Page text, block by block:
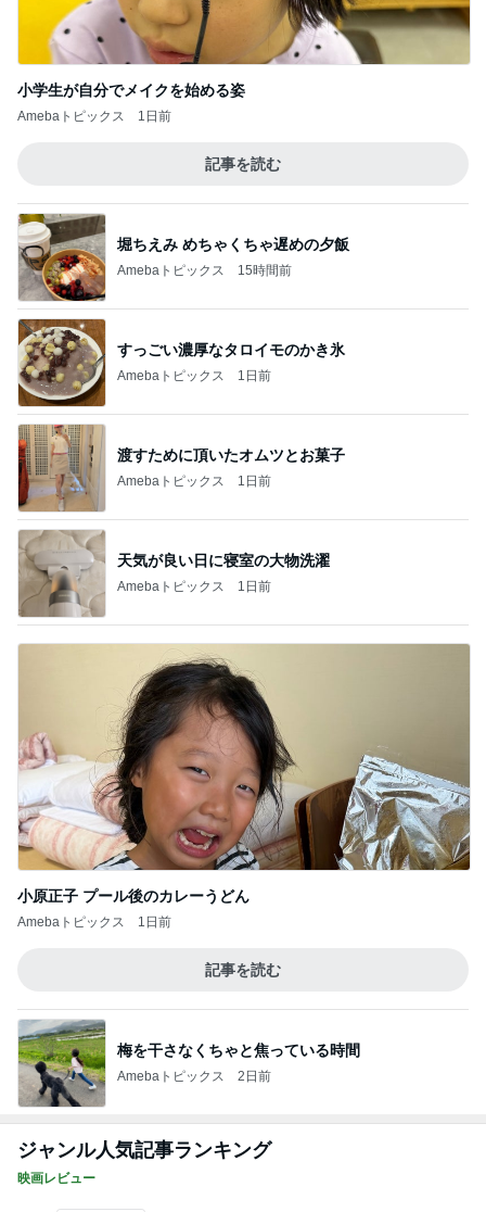
小学生が自分でメイクを始める姿
Amebaトピックス 1日前
記事を読む
堀ちえみ めちゃくちゃ遅めの夕飯
Amebaトピックス 15時間前
すっごい濃厚なタロイモのかき氷
Amebaトピックス 1日前
渡すために頂いたオムツとお菓子
Amebaトピックス 1日前
天気が良い日に寝室の大物洗濯
Amebaトピックス 1日前
小原正子 プール後のカレーうどん
Amebaトピックス 1日前
記事を読む
梅を干さなくちゃと焦っている時間
Amebaトピックス 2日前
ジャンル人気記事ランキング
映画レビュー